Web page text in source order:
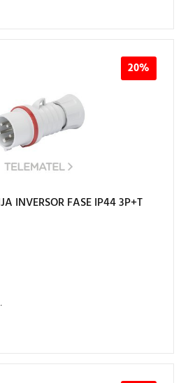
20%
INVERSOR FASE IP44 3P+T